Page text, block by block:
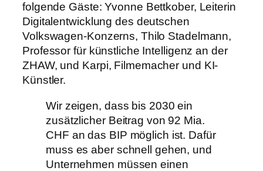
folgende Gäste: Yvonne Bettkober, Leiterin
Digitalentwicklung des deutschen
Volkswagen-Konzerns, Thilo Stadelmann,
Professor für künstliche Intelligenz an der
ZHAW, und Karpi, Filmemacher und KI-
Künstler.
Wir zeigen, dass bis 2030 ein
zusätzlicher Beitrag von 92 Mia.
CHF an das BIP möglich ist. Dafür
muss es aber schnell gehen, und
Unternehmen müssen einen